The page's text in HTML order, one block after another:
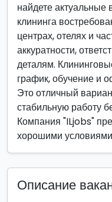
найдете актуальные
клининга
центрах, отелях и
аккуратности,
деталям.
график, обучение и
Это отличный
стабильную работу
Компания "ILjobs"
хорошими условиями
Описание